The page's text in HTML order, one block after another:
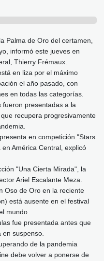
Palma de Oro del certamen,
informó este jueves en
Thierry Frémaux.
en liza por el máximo
el año pasado, con
en todas las categorías.
fueron presentadas a la
recupera progresivamente
en competición "Stars
América Central, explicó
"Una Cierta Mirada", la
Ariel Escalante Meza.
Oso de Oro en la reciente
está ausente en el festival
mundo.
fue presentada antes que
suspenso.
de la pandemia
debe volver a ponerse de